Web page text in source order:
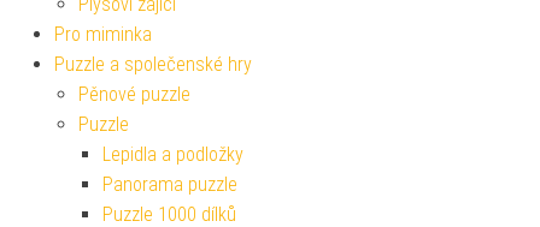
Pro miminka
Puzzle a společenské hry
Pěnové puzzle
Puzzle
Lepidla a podložky
Panorama puzzle
Puzzle 1000 dílků